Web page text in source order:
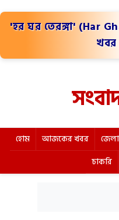
'হর ঘর তেরঙ্গা' (Har
খবর
হোম আজকের খবর জেলা
চাকরি